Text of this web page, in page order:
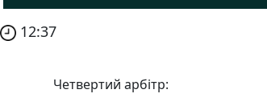
12:37
Четвертий арбітр: